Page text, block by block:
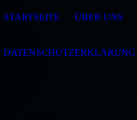
STARTSEITE ÜBER UNS
DATENSCHUTZERKLÄRUNG